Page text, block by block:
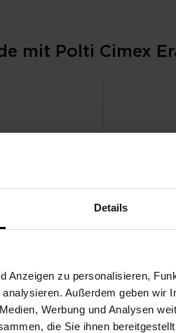
Details
Anzeigen zu personalisieren,
Außerdem geben wir
Werbung und Analysen
die Sie ihnen
mit Polti Cimex